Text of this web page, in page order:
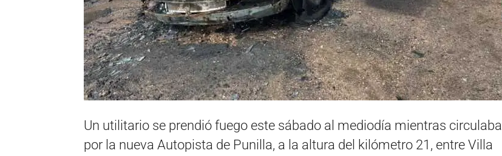
Un utilitario se prendió fuego este sábado al mediodía mientras circulaba
por la nueva Autopista de Punilla, a la altura del kilómetro 21, entre Villa